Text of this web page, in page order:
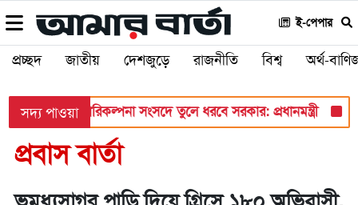
ই-পেপার
প্রচ্ছদ জাতীয় দেশজুড়ে রাজনীতি বিশ্ব অর্থ-
সদ্য পাওয়া
জ্বালানি পরিকল্পনা সংসদে তুলে ধরবে সরকার: প্রধানমন্ত্রী
প্রবাস বার্তা